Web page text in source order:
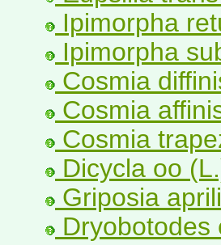
Ipimorpha
Ipimorpha
Cosmia
Cosmia
Cosmia
Dicycla oo
Griposia
Dryobotodes